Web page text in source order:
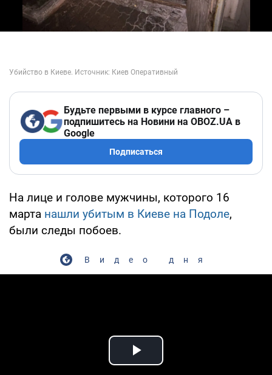
Будьте первыми в курсе главного –
подпишитесь на Новини на OBOZ.UA в
Google
Подписаться
На лице и голове мужчины, которого 16
марта нашли убитым в Киеве на Подоле,
были следы побоев.
Видео дня
Play Video